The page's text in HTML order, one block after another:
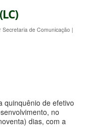
Secretaria de Comunicação |
quinquênio de efetivo
no
dias, com a